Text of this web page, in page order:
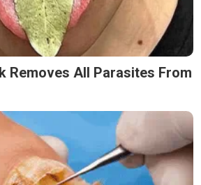
Removes All Parasites From